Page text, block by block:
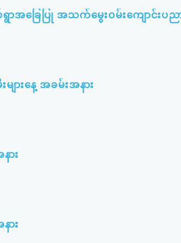
ရွာအခြေပြု အသက်မွေးဝမ်းကျောင်းပည
ျားနေ့ အခမ်းအနား
ား
ား